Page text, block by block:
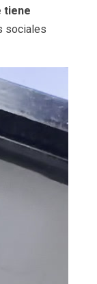
tiene
sociales